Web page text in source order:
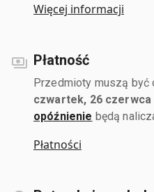
Więcej informacji
Płatność
Przedmioty muszą być
czwartek, 26 czerwca
opóźnienie będą
Płatności